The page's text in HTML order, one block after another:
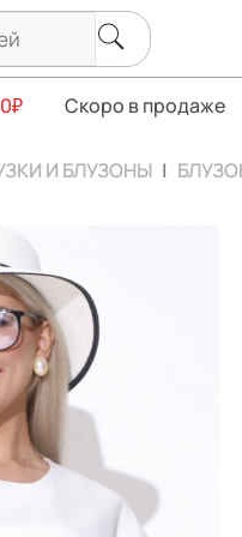
Скоро в продаже
И БЛУЗОНЫ